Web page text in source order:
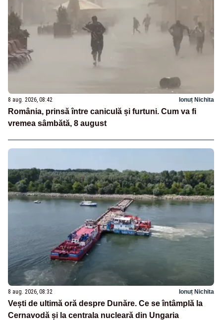
8 aug. 2026, 08:42 Ionuț Nichita
România, prinsă între caniculă și furtuni. Cum va fi
vremea sâmbătă, 8 august
8 aug. 2026, 08:32 Ionuț Nichita
Vești de ultimă oră despre Dunăre. Ce se întâmplă la
Cernavodă și la centrala nucleară din Ungaria